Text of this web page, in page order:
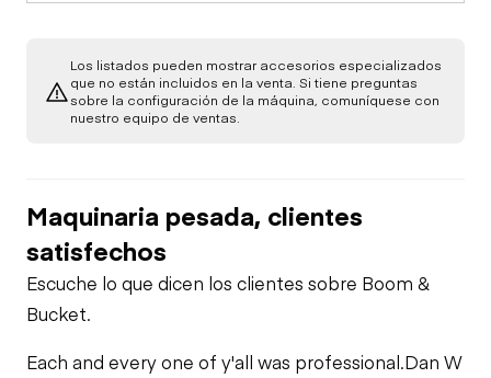
PTO Control
Heater
Limited Function
Check
Starter
Fuel System
Fuel Leaks
Transmission
PTO Pump
Limited Function
Los listados pueden mostrar accesorios especializados
que no están incluidos en la venta. Si tiene preguntas
sobre la configuración de la máquina, comuníquese con
nuestro equipo de ventas.
Maquinaria pesada, clientes
satisfechos
Escuche lo que dicen los clientes sobre Boom &
Bucket.
Each and every one of y'all was professional.Dan W